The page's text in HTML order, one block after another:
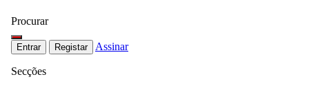
Procurar
Entrar Registar Assinar
Secções